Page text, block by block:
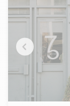
Sanitaires avec
Sous-sol – 53 m²
Accessible
Grande réserve
stockage
Local frigorifique
Sanibroyeur
1er étage – 24
Salle de
Toutes activités